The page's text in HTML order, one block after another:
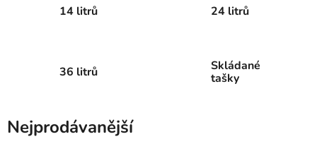
14 litrů 24 litrů
36 litrů
Skládané
tašky
Nejprodávanější